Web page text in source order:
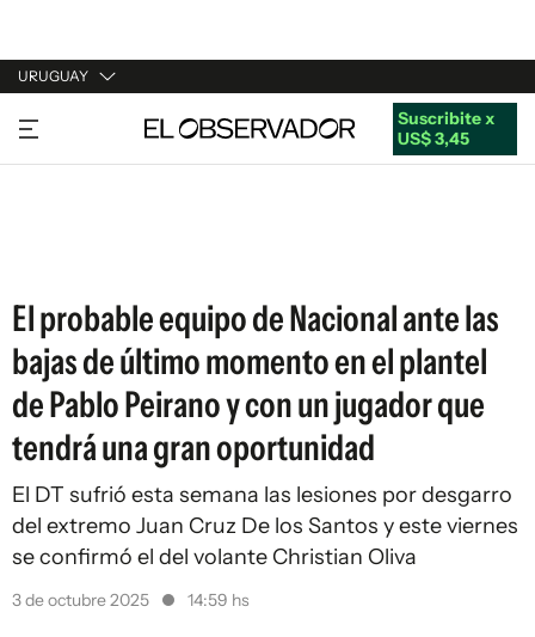
URUGUAY
URUGUAY
ARGENTINA
Suscribite x
US$ 3,45
El probable equipo de Nacional ante las
bajas de último momento en el plantel
de Pablo Peirano y con un jugador que
tendrá una gran oportunidad
El DT sufrió esta semana las lesiones por desgarro
del extremo Juan Cruz De los Santos y este viernes
se confirmó el del volante Christian Oliva
3 de octubre 2025 14:59 hs